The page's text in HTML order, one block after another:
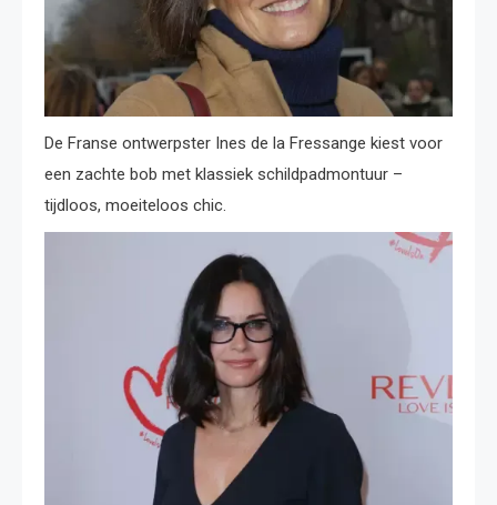
De Franse ontwerpster Ines de la Fressange kiest voor
een zachte bob met klassiek schildpadmontuur –
tijdloos, moeiteloos chic.